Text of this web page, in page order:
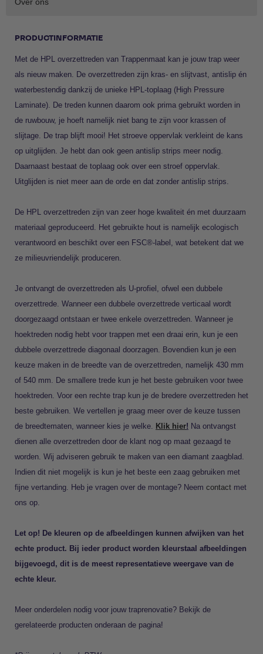
PRODUCTINFORMATIE
Met de HPL overzettreden van Trappenmaat kan je jouw trap weer
als nieuw maken. De overzettreden zijn kras- en slijtvast, antislip én
waterbestendig dankzij de unieke HPL-toplaag (High Pressure
Laminate). De treden kunnen daarom ook prima gebruikt worden in
de ruwbouw, je hoeft namelijk niet bang te zijn voor krassen of
slijtage. De trap blijft mooi! Het stroeve oppervlak verkleint de kans
op uitglijden. Je hebt dan ook geen antislip strips meer nodig.
Daarnaast bestaat de toplaag ook over een stroef oppervlak.
Uitglijden is niet meer aan de orde en dat zonder antislip strips.
De HPL overzettreden zijn van zeer hoge kwaliteit én met duurzaam
materiaal geproduceerd. Het gebruikte hout is namelijk ecologisch
verantwoord en beschikt over een FSC®-label, wat betekent dat we
ze milieuvriendelijk produceren.
Je ontvangt de overzettreden als U-profiel, ofwel een dubbele
overzettrede. Wanneer een dubbele overzettrede verticaal wordt
doorgezaagd ontstaan er twee enkele overzettreden. Wanneer je
hoektreden nodig hebt voor trappen met een draai erin, kun je een
dubbele overzettrede diagonaal doorzagen. Bovendien kun je een
keuze maken in de breedte van de overzettreden, namelijk 430 mm
of 540 mm. De smallere trede kun je het beste gebruiken voor twee
hoektreden. Voor een rechte trap kun je de bredere overzettreden het
beste gebruiken. We vertellen je graag meer over de keuze tussen
de breedtematen, wanneer kies je welke. Klik hier! Na ontvangst
dienen alle overzettreden door de klant nog op maat gezaagd te
worden. Wij adviseren gebruik te maken van een diamant zaagblad.
Indien dit niet mogelijk is kun je het beste een zaag gebruiken met
fijne vertanding. Heb je vragen over de montage? Neem contact met
ons op.
Let op! De kleuren op de afbeeldingen kunnen afwijken van het
echte product. Bij ieder product worden kleurstaal afbeeldingen
bijgevoegd, dit is de meest representatieve weergave van de
echte kleur.
Meer onderdelen nodig voor jouw traprenovatie? Bekijk de
gerelateerde producten onderaan de pagina!